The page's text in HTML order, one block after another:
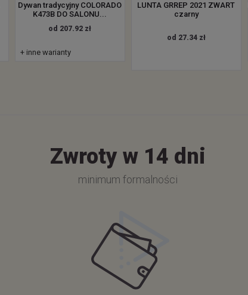
Dywan tradycyjny COLORADO
K473B DO SALONU...
od 207.92 zł
+ inne warianty
LUNTA GRREP 2021 ZWART
czarny
od 27.34 zł
Zwroty w 14 dni
minimum formalności